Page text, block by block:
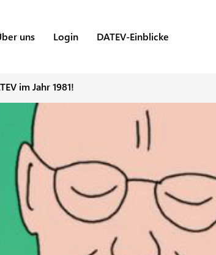
uns Login DATEV-Einblicke
im Jahr 1981!